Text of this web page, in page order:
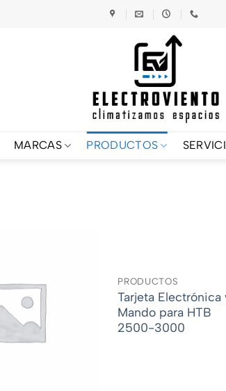
MARCAS PRODUCTOS
PRODUCTOS
Tarjeta Electrónica
Mando para HTB
2500-3000